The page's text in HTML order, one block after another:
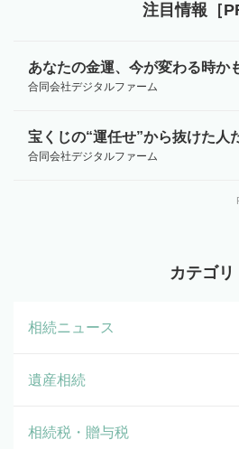
注目情報［
あなたの金運、今が変わる時か
合同会社デジタルファーム
宝くじの“運任せ”から抜けた人
合同会社デジタルファーム
カテゴリ
相続ニュース
遺産相続
相続税・贈与税